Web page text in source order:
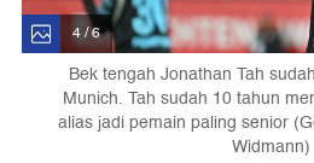
4 / 6
Bek tengah Jonathan Tah
Munich. Tah sudah 10 tahun
alias jadi pemain paling senior
Widmann)